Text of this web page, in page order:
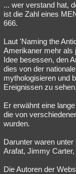
... wer verstand hat,
ist die Zahl eines
666.
Laut 'Naming the
Amerikaner mehr als
Idee besessen, den
dies von der
mythologisieren und
Ereignissen zu sehen.
Er erwähnt eine
die von
wurden.
Darunter waren
Arafat, Jimmy
Die Autoren der